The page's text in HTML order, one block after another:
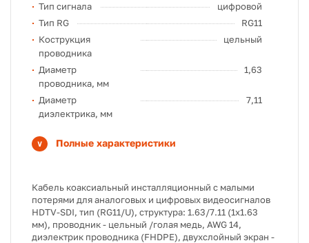
Тип сигнала
цифровой
Тип RG
RG11
Кострукция
проводника
цельный
Диаметр
проводника, мм
1,63
Диаметр
диэлектрика, мм
7,11
Полные характеристики
Кабель коаксиальный инсталляционный c малыми
потерями для аналоговых и цифровых видеосигналов
HDTV-SDI, тип (RG11/U), структура: 1.63/7.11 (1х1.63
мм), проводник - цельный /голая медь, AWG 14,
диэлектрик проводника (FHDPE), двухслойный экран -